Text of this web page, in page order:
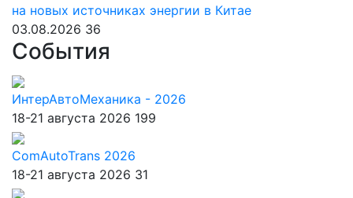
на новых источниках энергии в Китае
03.08.2026 36
События
ИнтерАвтоМеханика - 2026
18-21 августа 2026 199
ComAutoTrans 2026
18-21 августа 2026 31